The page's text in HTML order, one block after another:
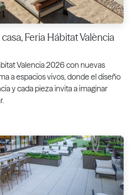
Feria Hábitat València
Valencia 2026 con nuevas
a espacios vivos, donde el diseño
y cada pieza invita a imaginar